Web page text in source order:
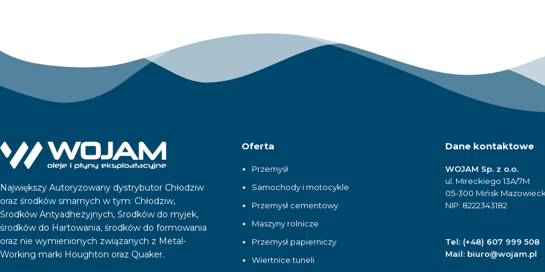
Największy Autoryzowany dystrybutor Chłodziw
oraz środków smarnych w tym: Chłodziw,
Środków Antyadhezyjnych, Środków do myjek,
środków do Hartowania, środków do formowania
oraz nie wymienionych związanych z Metal-
Working marki Houghton oraz Quaker.
Oferta
Przemysł
Samochody i motocykle
Przemysł cementowy
Maszyny rolnicze
Przemysł papierniczy
Wiertnice tuneli
Dane kontaktowe
WOJAM Sp. z o.o.
ul. Mireckiego 13A/7M
05-300 Mińsk
NIP: 8222343182
Tel: (+48) 607 999 508
Mail: biuro@wojam.pl